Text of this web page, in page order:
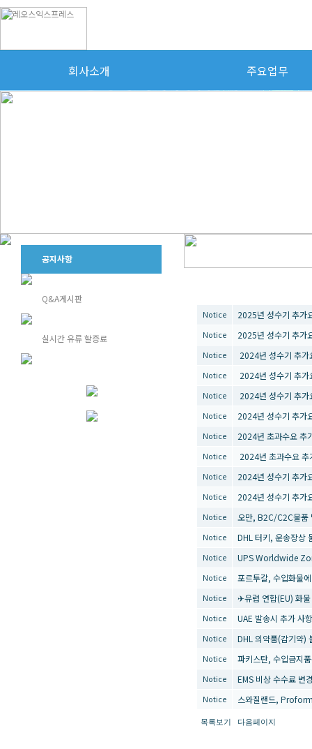
회사소개 주요업무
공지사항
Q&A게시판
실시간 유류 할증료
Notice 2025년 성수기 추가
Notice 2025년 성수기 추가
Notice 2024년 성수기 추
Notice 2024년 성수기 추
Notice 2024년 성수기 추
Notice 2024년 성수기 추가
Notice 2024년 초과수요 추
Notice 2024년 초과수요
Notice 2024년 성수기 추가
Notice 2024년 성수기 추가
Notice 오만, B2C/C2C물품
Notice DHL 터키, 운송장상
Notice UPS Worldwide
Notice 포르투갈, 수입화물
Notice ✈유럽 연합(EU) 화
Notice UAE 발송시 추가 사항
Notice DHL 의약품(감기약)
Notice 파키스탄, 수입금지
Notice EMS 비상 수수료 변
Notice 스와질랜드,
목록보기 다음페이지